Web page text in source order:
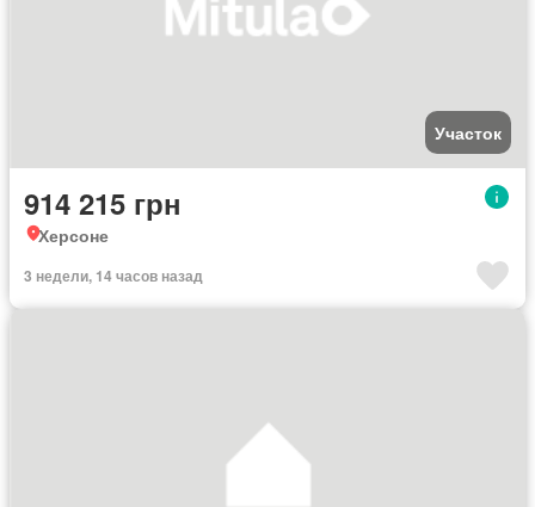
Участок
914 215 грн
Херсоне
3 недели, 14 часов назад